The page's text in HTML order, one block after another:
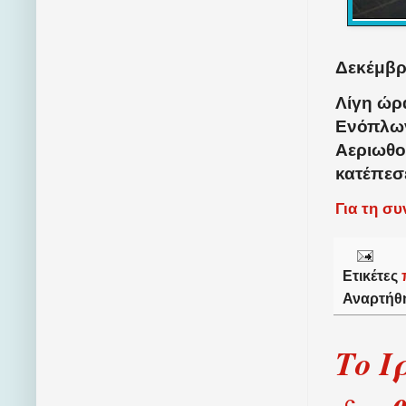
Λίγη
Για τη
Ετικέτες
Το